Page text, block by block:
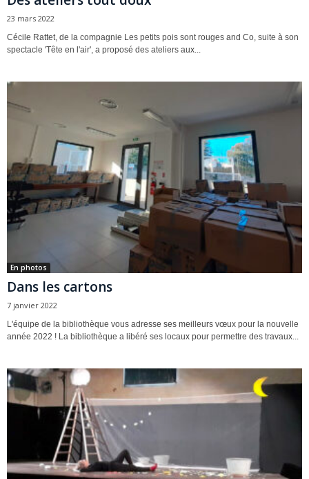
23 mars 2022
Cécile Rattet, de la compagnie Les petits pois sont rouges and Co, suite à son
spectacle 'Tête en l'air', a proposé des ateliers aux...
En photos
Dans les cartons
7 janvier 2022
L'équipe de la bibliothèque vous adresse ses meilleurs vœux pour la nouvelle
année 2022 ! La bibliothèque a libéré ses locaux pour permettre des travaux...